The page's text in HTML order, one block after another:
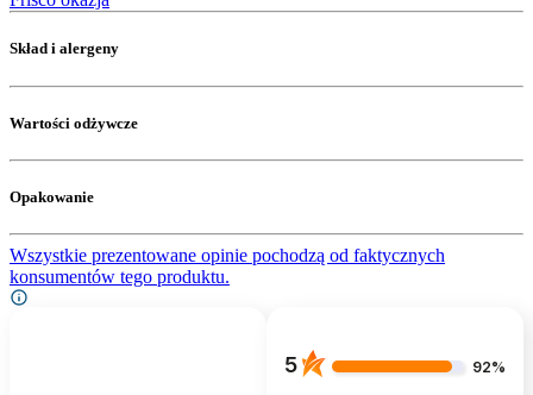
Skład i alergeny
Wartości odżywcze
Opakowanie
Wszystkie prezentowane opinie pochodzą od faktycznych
konsumentów tego produktu.
5 92%